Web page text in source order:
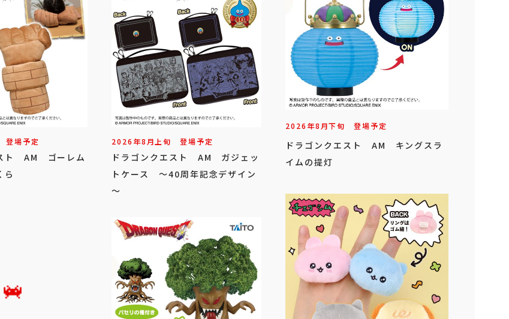
登場予定
ト AM ゴーレム
ら
2026年8月上旬 登場予定
ドラゴンクエスト AM ガジェッ
トケース ～40周年記念デザイン
～
2026年8月下旬 登場予定
ドラゴンクエスト AM キングスラ
イムの提灯